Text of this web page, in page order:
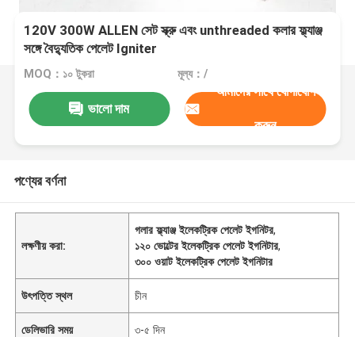
120V 300W ALLEN সেট স্ক্রু এবং unthreaded কলার ফ্ল্যাঞ্জ
সঙ্গে বৈদ্যুতিক পেলেট Igniter
MOQ：১০ টুকরা মূল্য：/
ভালো দাম
আমাদের সাথে যোগাযোগ
করুন
পণ্যের বর্ণনা
লক্ষণীয় করা:
গলার ফ্ল্যাঞ্জ ইলেকট্রিক পেলেট ইগনিটর,
১২০ ভোল্টের ইলেকট্রিক পেলেট ইগনিটার,
৩০০ ওয়াট ইলেকট্রিক পেলেট ইগনিটার
উৎপত্তি স্থল চীন
ডেলিভারি সময় ৩-৫ দিন